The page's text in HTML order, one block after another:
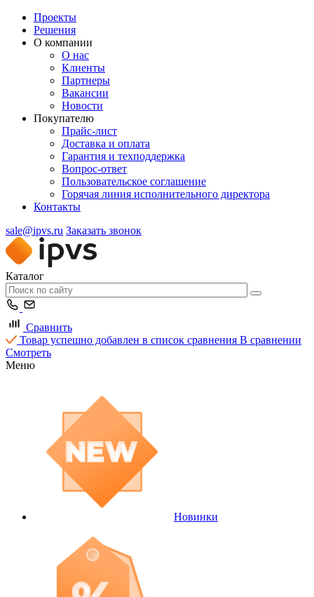
Проекты
Решения
О компании
О нас
Клиенты
Партнеры
Вакансии
Новости
Покупателю
Прайс-лист
Доставка и оплата
Гарантия и техподдержка
Вопрос-ответ
Пользовательское соглашение
Горячая линия исполнительного директора
Контакты
sale@ipvs.ru Заказать звонок
Каталог
Сравнить
Товар успешно добавлен в список сравнения В сравнении
Смотреть
Меню
Новинки